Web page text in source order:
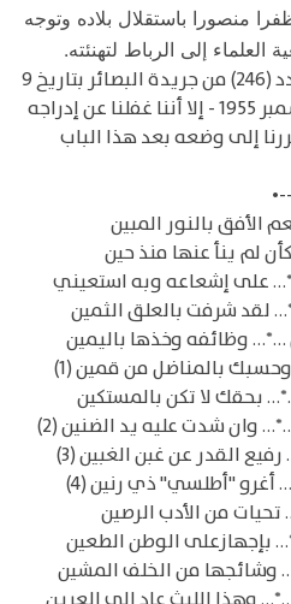
منصورا باستقلال بلاده وتوجه
إلى الرباط لتهنئته.
ورغم أن القصيد نشر في العدد (246) من جريدة البصائر بتاريخ 9
جمادى الأولى 1375هـ 23 ديسمبر 1955 - إلا أننا غفلنا عن إدراجه
إلى وضعه بعد هذا الباب
الأفق بالنور المبين
لم ينأ عنها منذ حين
على إشعاعه وبه استعيني
لقد شرفت بالعلق الثمين
وظائفه وخذها باليمين
بالمناضل من قمين (1)
بحقك لا تكن بالمستكين
وان شدت عليه يد الضنين (2)
القدر عن غبن الغبين (3)
"أطلسي" ذي رنين (4)
من الأدب الرصين
الوطن الطعين
وشائجها من الخلف المشين